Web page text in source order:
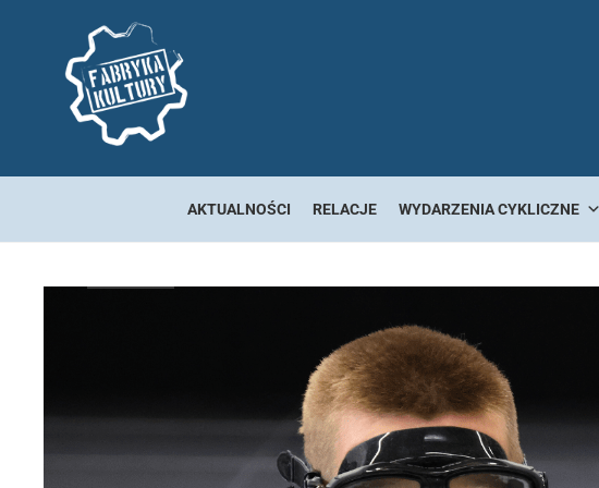
AKTUALNOŚCI RELACJE WYDARZENIA CYKLICZNE